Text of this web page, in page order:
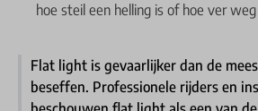
hoe steil een helling is of hoe ver
Flat light is gevaarlijker dan de
beseffen. Professionele rijders en